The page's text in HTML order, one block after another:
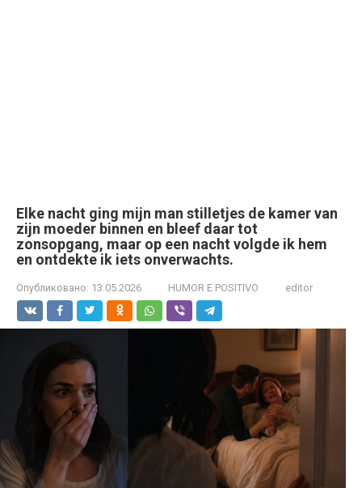
Elke nacht ging mijn man stilletjes de kamer van
zijn moeder binnen en bleef daar tot
zonsopgang, maar op een nacht volgde ik hem
en ontdekte ik iets onverwachts.
Опубликовано: 13.05.2026 HUMOR E POSITIVO editor